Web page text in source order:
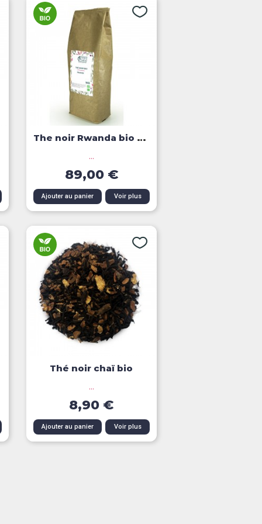
The noir Rwanda bio vrac 1kg
...
89,00 €
Ajouter au panier Voir plus
Aperçu rapide
Thé noir chaï bio
...
8,90 €
Ajouter au panier Voir plus
Aperçu rapide